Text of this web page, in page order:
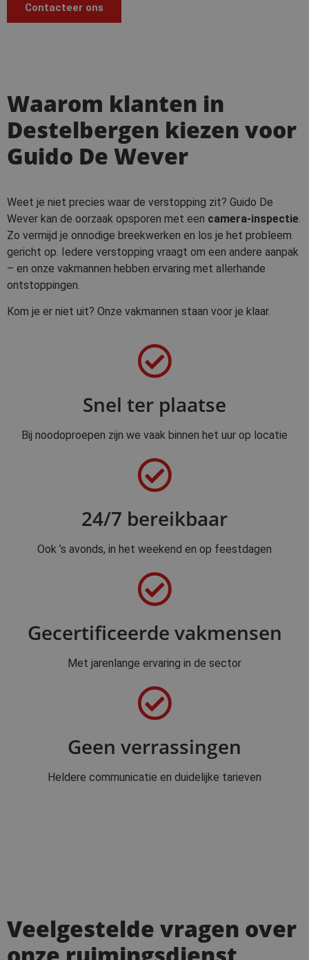
Contacteer ons
Waarom klanten in
Destelbergen kiezen voor
Guido De Wever
Weet je niet precies waar de verstopping zit? Guido De
Wever kan de oorzaak opsporen met een camera-inspectie
Zo vermijd je onnodige breekwerken en los je het probleem
gericht op. Iedere verstopping vraagt om een andere aanpak
– en onze vakmannen hebben ervaring met allerhande
ontstoppingen.
Kom je er niet uit? Onze vakmannen staan voor je klaar.
Snel ter plaatse
Bij noodoproepen zijn we vaak binnen het uur op locatie
24/7 bereikbaar
Ook ’s avonds, in het weekend en op feestdagen
Gecertificeerde vakmensen
Met jarenlange ervaring in de sector
Geen verrassingen
Heldere communicatie en duidelijke tarieven
Veelgestelde vragen over